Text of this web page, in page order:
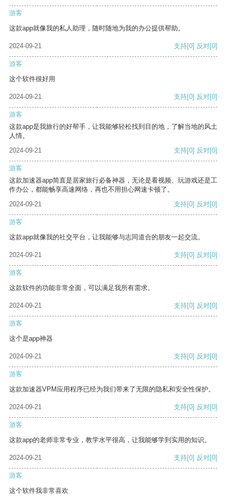
游客
这款app就像我的私人助理，随时随地为我的办公提供帮助。
2024-09-21 支持[0] 反对[0]
游客
这个软件很好用
2024-09-21 支持[0] 反对[0]
游客
这款app是我旅行的好帮手，让我能够轻松找到目的地，了解当地的风土
人情。
2024-09-21
支持[0] 反对[0]
游客
这款加速器app简直是居家旅行必备神器，无论是看视频、玩游戏还是工
作办公，都能畅享高速网络，再也不用担心网速卡顿了。
2024-09-21
支持[0] 反对[0]
游客
这款app就像我的社交平台，让我能够与志同道合的朋友一起交流。
2024-09-21 支持[0] 反对[0]
游客
这款软件的功能非常全面，可以满足我所有需求。
2024-09-21 支持[0] 反对[0]
游客
这个是app神器
2024-09-21 支持[0] 反对[0]
游客
这款加速器VPM应用程序已经为我们带来了无限的隐私和安全性保护。
2024-09-21 支持[0] 反对[0]
游客
这款app的老师非常专业，教学水平很高，让我能够学到实用的知识。
2024-09-21 支持[0] 反对[0]
游客
这个软件我非常喜欢